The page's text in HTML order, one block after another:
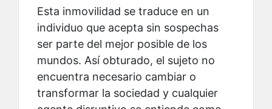
Esta inmovilidad se traduce en un
individuo que acepta sin sospechas
ser parte del mejor posible de los
mundos. Así obturado, el sujeto no
encuentra necesario cambiar o
transformar la sociedad y cualquier